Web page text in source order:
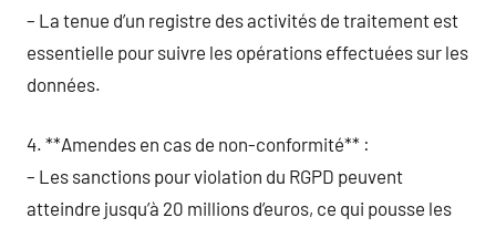
– La tenue d’un registre des activités de traitement est
essentielle pour suivre les opérations effectuées sur les
données.
4. **Amendes en cas de non-conformité** :
– Les sanctions pour violation du RGPD peuvent
atteindre jusqu’à 20 millions d’euros, ce qui pousse les